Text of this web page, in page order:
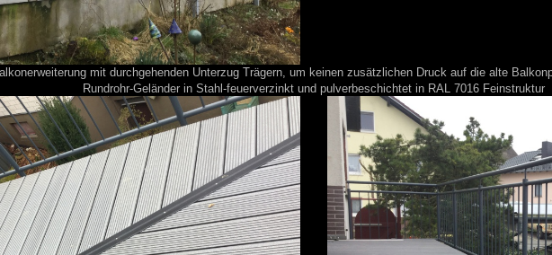
mit durchgehenden Unterzug Trägern, um keinen zusätzlichen Druck auf die alte
Rundrohr-Geländer in Stahl-feuerverzinkt und pulverbeschichtet in RAL 7016 Feinstruktur